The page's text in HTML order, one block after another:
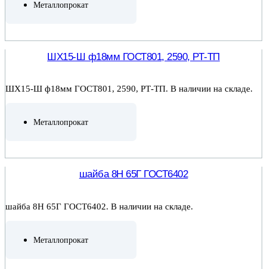
Металлопрокат
ШХ15-Ш ф18мм ГОСТ801, 2590, РТ-ТП
ШХ15-Ш ф18мм ГОСТ801, 2590, РТ-ТП. В наличии на складе.
Металлопрокат
шайба 8Н 65Г ГОСТ6402
шайба 8Н 65Г ГОСТ6402. В наличии на складе.
Металлопрокат